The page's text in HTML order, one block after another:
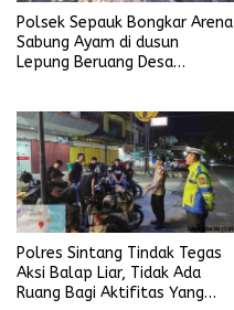
Polsek Sepauk Bongkar Arena
Sabung Ayam di dusun
Lepung Beruang Desa
Polres Sintang Tindak Tegas
Aksi Balap Liar, Tidak Ada
Ruang Bagi Aktifitas Yang